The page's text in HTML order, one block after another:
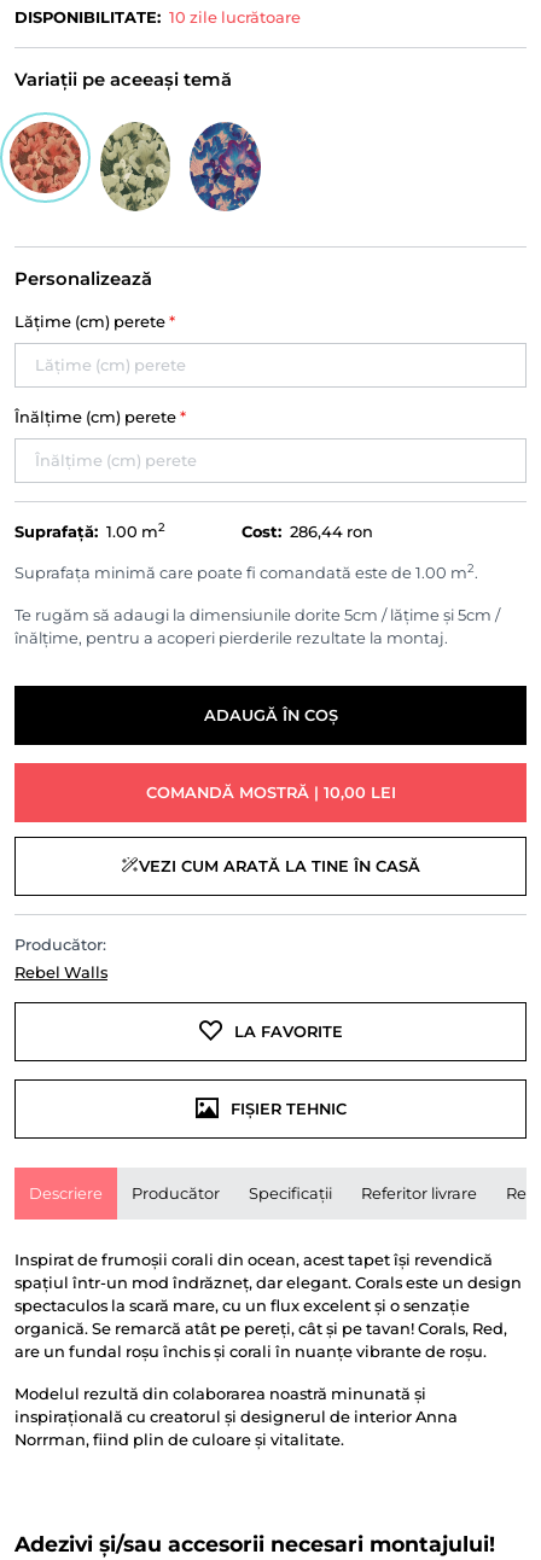
DISPONIBILITATE: 10 zile lucrătoare
Variații pe aceeași temă
Personalizează
Lățime (cm) perete *
Înălțime (cm) perete *
Suprafață: 1.00 m2 Cost: 286,44 ron
Suprafața minimă care poate fi comandată este de 1.00 m2.
Te rugăm să adaugi la dimensiunile dorite 5cm / lățime și 5cm /
înălțime, pentru a acoperi pierderile rezultate la montaj.
ADAUGĂ ÎN COȘ
COMANDĂ MOSTRĂ | 10,00 LEI
VEZI CUM ARATĂ LA TINE ÎN CASĂ
Producător:
Rebel Walls
LA FAVORITE
FIȘIER TEHNIC
Descriere Producător Specificații Referitor livrare
Inspirat de frumoșii corali din ocean, acest tapet își revendică
spațiul într-un mod îndrăzneț, dar elegant. Corals este un design
spectaculos la scară mare, cu un flux excelent și o senzație
organică. Se remarcă atât pe pereți, cât și pe tavan! Corals, Red,
are un fundal roșu închis și corali în nuanțe vibrante de roșu.
Modelul rezultă din colaborarea noastră minunată și
inspirațională cu creatorul și designerul de interior Anna
Norrman, fiind plin de culoare și vitalitate.
Adezivi și/sau accesorii necesari montajului!